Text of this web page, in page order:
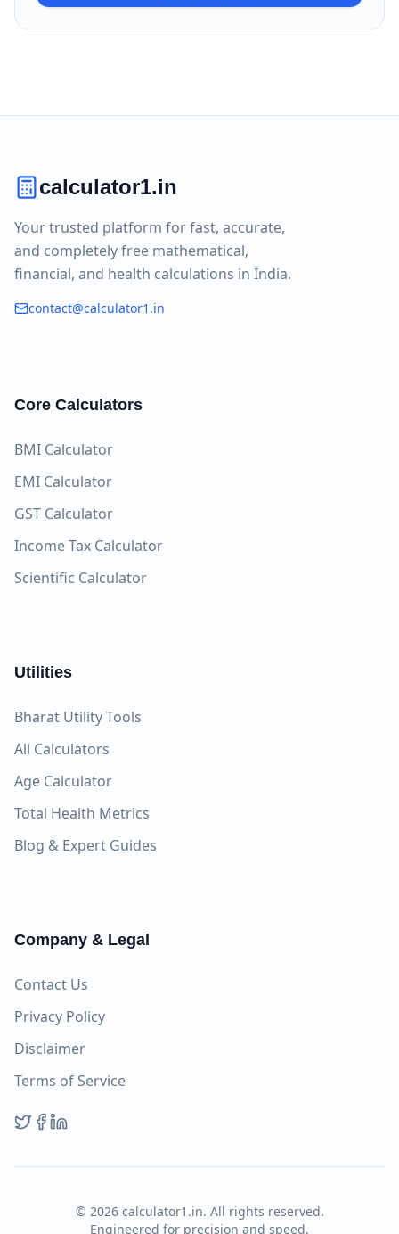
calculator1.in
Your trusted platform for fast, accurate,
and completely free mathematical,
financial, and health calculations in India.
contact@calculator1.in
Core Calculators
BMI Calculator
EMI Calculator
GST Calculator
Income Tax Calculator
Scientific Calculator
Utilities
Bharat Utility Tools
All Calculators
Age Calculator
Total Health Metrics
Blog & Expert Guides
Company & Legal
Contact Us
Privacy Policy
Disclaimer
Terms of Service
© 2026calculator1.in. All rights reserved.
Engineered for precision and speed.